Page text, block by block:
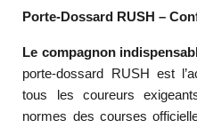
Porte-Dossard RUSH –
Le compagnon
porte-dossard RUSH est
tous les coureurs
normes des courses